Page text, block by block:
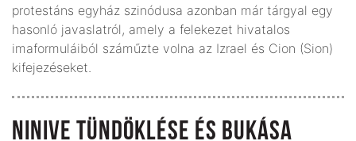
protestáns egyház szinódusa azonban már tárgyal egy
hasonló javaslatról, amely a felekezet hivatalos
imaformuláiból száműzte volna az Izrael és Cion (Sion)
kifejezéseket.
NINIVE TÜNDÖKLÉSE ÉS BUKÁSA